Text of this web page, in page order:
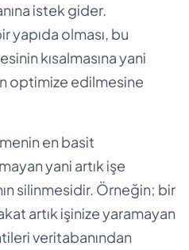
istek gider.
yapıda olması, bu
kısalmasına yani
optimize edilmesine
en basit
yani artık işe
silinmesidir. Örneğin; bir
artık işinize yaramayan
veritabanından